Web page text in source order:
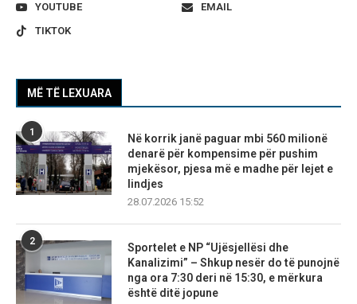
YOUTUBE
EMAIL
TIKTOK
MË TË LEXUARA
1
Në korrik janë paguar mbi 560 milionë
denarë për kompensime për pushim
mjekësor, pjesa më e madhe për lejet e
lindjes
28.07.2026 15:52
2
Sportelet e NP “Ujësjellësi dhe
Kanalizimi” – Shkup nesër do të punojnë
nga ora 7:30 deri në 15:30, e mërkura
është ditë jopune